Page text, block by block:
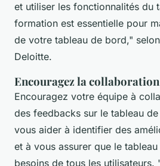
et utiliser les fonctionnalités du
formation est essentielle pour
de votre tableau de bord,"
Deloitte.
Encouragez la
Encouragez votre équipe à
des feedbacks sur le tableau
vous aider à identifier des
et à vous assurer que le
besoins de tous les utilisateurs.